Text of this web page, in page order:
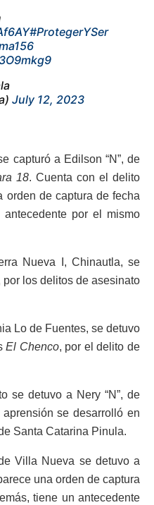
#ProtegerYSer
July 12, 2023
capturó a Edilson “N”, de
18. Cuenta con el delito
orden de captura de fecha
por el mismo
Nueva I, Chinautla, se
por los delitos de asesinato
Lo de Fuentes, se detuvo
El Chenco, por el delito de
se detuvo a Nery “N”, de
aprensión se desarrolló en
Santa Catarina Pinula.
Villa Nueva se detuvo a
una orden de captura
tiene un antecedente